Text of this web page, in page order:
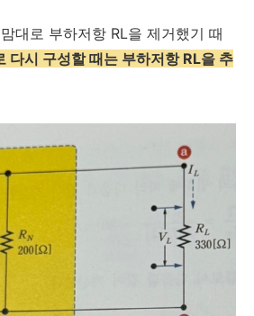
대로 부하저항 RL을 제거했기 때
다시 구성할 때는 부하저항 RL을 추